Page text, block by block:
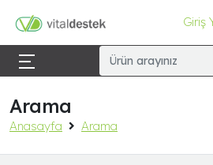
Giriş
Arama
Anasayfa Arama